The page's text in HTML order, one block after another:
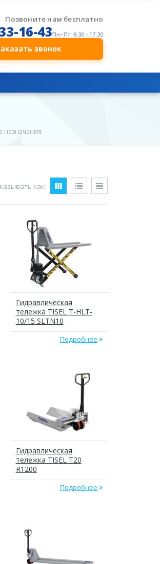
Позвоните нам бесплатно
16-43Пн–Пт: 8:30 - 17:30
звонок
назначения
как:
Гидравлическая
тележка TISEL T-HLT-
10/15 SLTN10
Подробнее
Гидравлическая
тележка TISEL T20
R1200
Подробнее